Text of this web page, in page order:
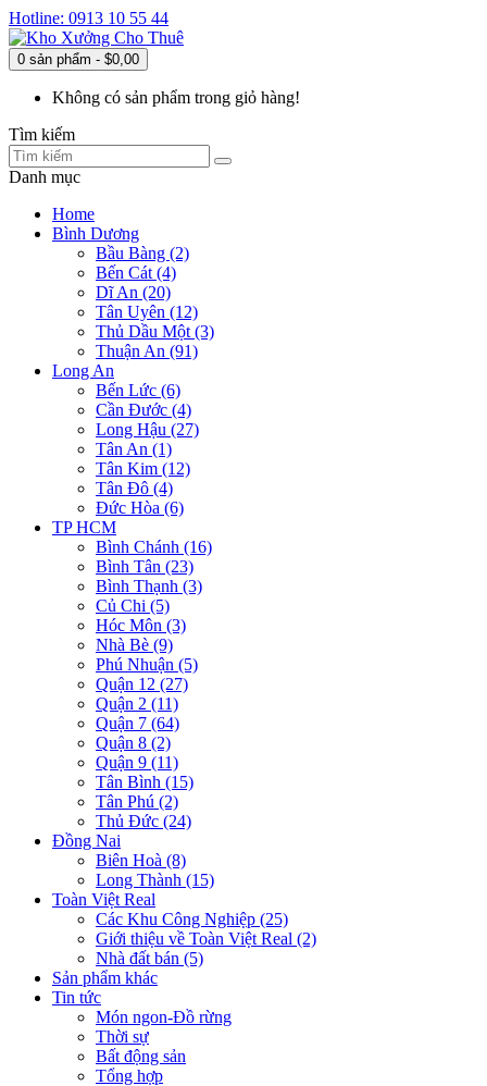
Hotline: 0913 10 55 44
0 sản phẩm - $0,00
Không có sản phẩm trong giỏ hàng!
Tìm kiếm
Danh mục
Home
Bình Dương
Bầu Bàng (2)
Bến Cát (4)
Dĩ An (20)
Tân Uyên (12)
Thủ Dầu Một (3)
Thuận An (91)
Long An
Bến Lức (6)
Cần Đước (4)
Long Hậu (27)
Tân An (1)
Tân Kim (12)
Tân Đô (4)
Đức Hòa (6)
TP HCM
Bình Chánh (16)
Bình Tân (23)
Bình Thạnh (3)
Củ Chi (5)
Hóc Môn (3)
Nhà Bè (9)
Phú Nhuận (5)
Quận 12 (27)
Quận 2 (11)
Quận 7 (64)
Quận 8 (2)
Quận 9 (11)
Tân Bình (15)
Tân Phú (2)
Thủ Đức (24)
Đồng Nai
Biên Hoà (8)
Long Thành (15)
Toàn Việt Real
Các Khu Công Nghiệp (25)
Giới thiệu về Toàn Việt Real (2)
Nhà đất bán (5)
Sản phẩm khác
Tin tức
Món ngon-Đồ rừng
Thời sự
Bất động sản
Tổng hợp